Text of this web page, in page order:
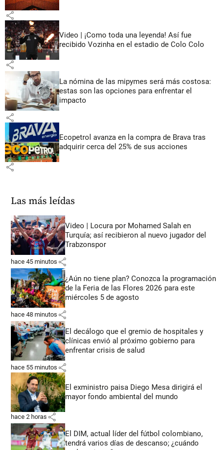
share
Video | ¡Como toda una leyenda! Así fue
recibido Vozinha en el estadio de Colo Colo
share
La nómina de las mipymes será más costosa:
estas son las opciones para enfrentar el
impacto
share
Ecopetrol avanza en la compra de Brava tras
adquirir cerca del 25% de sus acciones
share
Las más leídas
Video | Locura por Mohamed Salah en
Turquía; así recibieron al nuevo jugador del
Trabzonspor
hace 45 minutos share
¿Aún no tiene plan? Conozca la programación
de la Feria de las Flores 2026 para este
miércoles 5 de agosto
hace 48 minutos share
El decálogo que el gremio de hospitales y
clínicas envió al próximo gobierno para
enfrentar crisis de salud
hace 55 minutos share
El exministro paisa Diego Mesa dirigirá el
mayor fondo ambiental del mundo
hace 2 horas share
El DIM, actual líder del fútbol colombiano,
tendrá varios días de descanso; ¿cuándo